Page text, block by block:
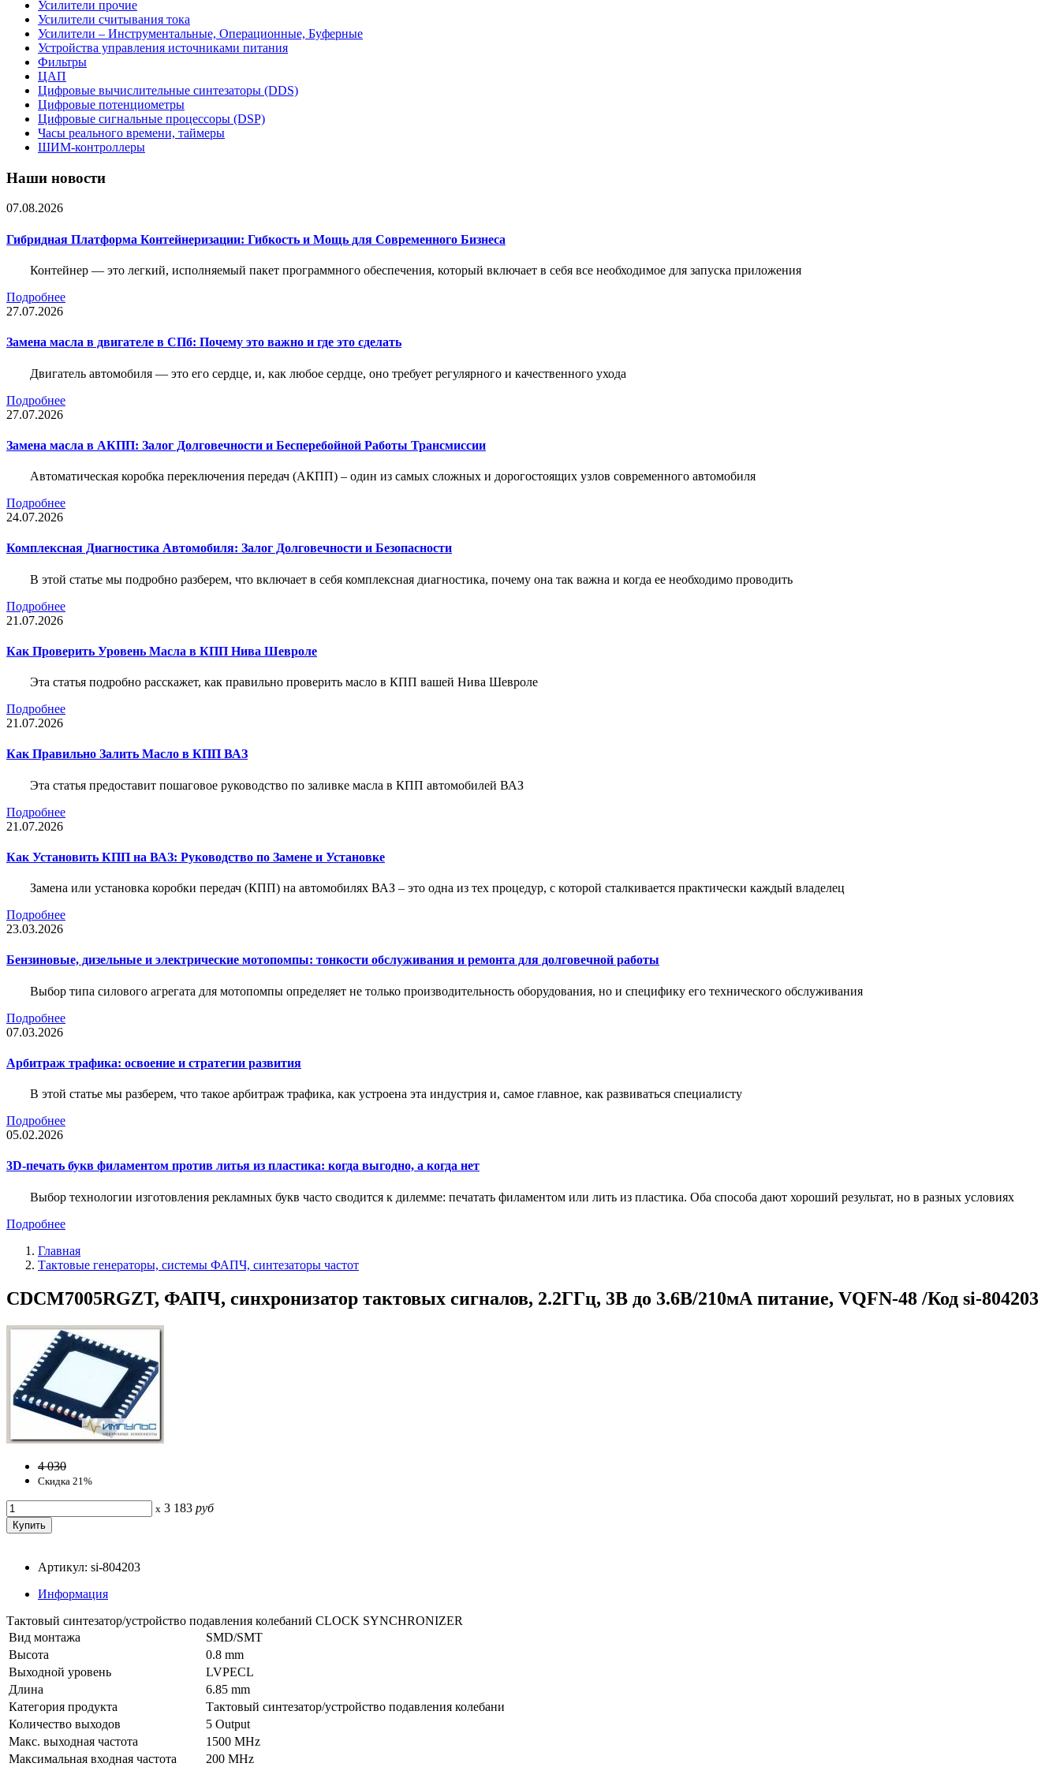
Усилители прочие
Усилители считывания тока
Усилители – Инструментальные, Операционные, Буферные
Устройства управления источниками питания
Фильтры
ЦАП
Цифровые вычислительные синтезаторы (DDS)
Цифровые потенциометры
Цифровые сигнальные процессоры (DSP)
Часы реального времени, таймеры
ШИМ-контроллеры
Наши новости
07.08.2026
Гибридная Платформа Контейнеризации: Гибкость и Мощь для Современного Бизнеса
Контейнер — это легкий, исполняемый пакет программного обеспечения, который включает в себя все необходимое для запуска приложения
Подробнее
27.07.2026
Замена масла в двигателе в СПб: Почему это важно и где это сделать
Двигатель автомобиля — это его сердце, и, как любое сердце, оно требует регулярного и качественного ухода
Подробнее
27.07.2026
Замена масла в АКПП: Залог Долговечности и Бесперебойной Работы Трансмиссии
Автоматическая коробка переключения передач (АКПП) – один из самых сложных и дорогостоящих узлов современного автомобиля
Подробнее
24.07.2026
Комплексная Диагностика Автомобиля: Залог Долговечности и Безопасности
В этой статье мы подробно разберем, что включает в себя комплексная диагностика, почему она так важна и когда ее необходимо проводить
Подробнее
21.07.2026
Как Проверить Уровень Масла в КПП Нива Шевроле
Эта статья подробно расскажет, как правильно проверить масло в КПП вашей Нива Шевроле
Подробнее
21.07.2026
Как Правильно Залить Масло в КПП ВАЗ
Эта статья предоставит пошаговое руководство по заливке масла в КПП автомобилей ВАЗ
Подробнее
21.07.2026
Как Установить КПП на ВАЗ: Руководство по Замене и Установке
Замена или установка коробки передач (КПП) на автомобилях ВАЗ – это одна из тех процедур, с которой сталкивается практически каждый владелец
Подробнее
23.03.2026
Бензиновые, дизельные и электрические мотопомпы: тонкости обслуживания и ремонта для долговечной работы
Выбор типа силового агрегата для мотопомпы определяет не только производительность оборудования, но и специфику его технического обслуживания
Подробнее
07.03.2026
Арбитраж трафика: освоение и стратегии развития
В этой статье мы разберем, что такое арбитраж трафика, как устроена эта индустрия и, самое главное, как развиваться специалисту
Подробнее
05.02.2026
3D-печать букв филаментом против литья из пластика: когда выгодно, а когда нет
Выбор технологии изготовления рекламных букв часто сводится к дилемме: печатать филаментом или лить из пластика. Оба способа дают хороший результат, но в разных условиях
Подробнее
Главная
Тактовые генераторы, системы ФАПЧ, синтезаторы частот
CDCM7005RGZT, ФАПЧ, синхронизатор тактовых сигналов, 2.2ГГц, 3В до 3.6В/210мА питание, VQFN-48 /Код si-804203
4 030
Скидка 21%
x 3 183 руб
Артикул: si-804203
Информация
Тактовый синтезатор/устройство подавления колебаний CLOCK SYNCHRONIZER
Вид монтажа
SMD/SMT
Высота
0.8 mm
Выходной уровень
LVPECL
Длина
6.85 mm
Категория продукта
Тактовый синтезатор/устройство подавления колебани
Количество выходов
5 Output
Макс. выходная частота
1500 MHz
Максимальная входная частота
200 MHz